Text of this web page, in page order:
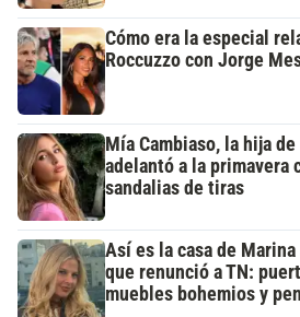
Cómo era la especial
Roccuzzo con Jorge
Mía Cambiaso, la hija
adelantó a la primavera
sandalias de tiras
Así es la casa de
que renunció a TN:
muebles bohemios y